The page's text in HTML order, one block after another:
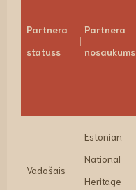
Partnera
statuss
Partnera
nosaukums
Vadošais
Estonian
National
Heritage